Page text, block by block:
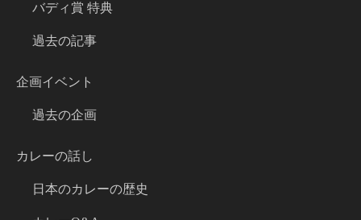
バディ賞 特典
過去の記事
企画イベント
過去の企画
カレーの話し
日本のカレーの歴史